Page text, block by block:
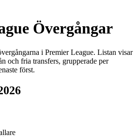
Övergångar
i Premier League. Listan visar
och fria transfers, grupperade per
först.